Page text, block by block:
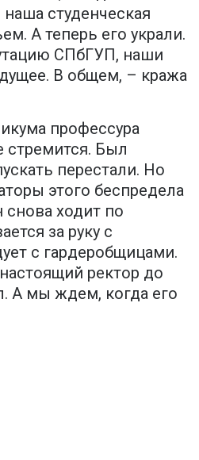
наша студенческая
А теперь его украли.
СПбГУП, наши
В общем, – кража
профессура
стремится. Был
перестали. Но
этого беспредела
снова ходит по
за руку с
с гардеробщицами.
ректор до
А мы ждем, когда его